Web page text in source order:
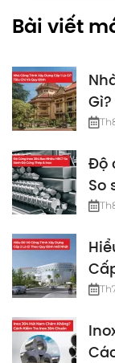
Bài viết
Độ
So